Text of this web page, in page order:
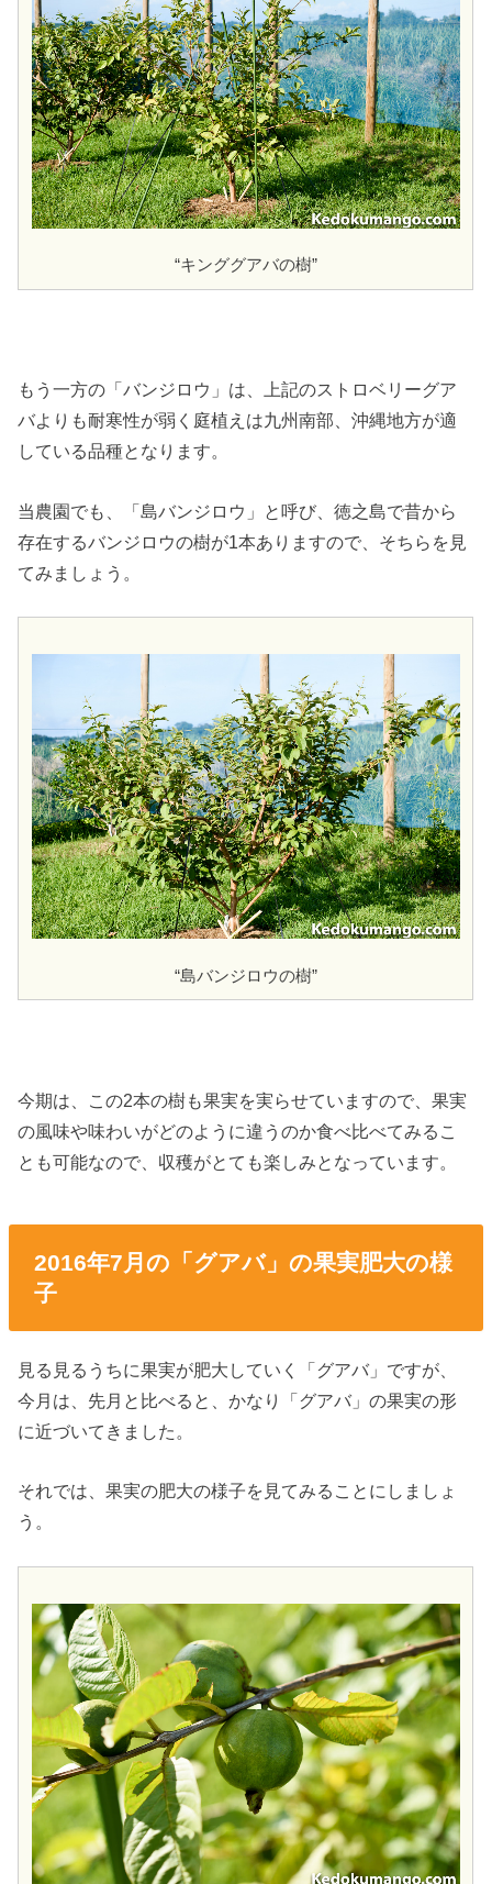
“キンググアバの樹”
もう一方の「バンジロウ」は、上記のストロベリーグア
バよりも耐寒性が弱く庭植えは九州南部、沖縄地方が適
している品種となります。
当農園でも、「島バンジロウ」と呼び、徳之島で昔から
存在するバンジロウの樹が1本ありますので、そちらを見
てみましょう。
“島バンジロウの樹”
今期は、この2本の樹も果実を実らせていますので、果実
の風味や味わいがどのように違うのか食べ比べてみるこ
とも可能なので、収穫がとても楽しみとなっています。
2016年7月の「グアバ」の果実肥大の様
子
見る見るうちに果実が肥大していく「グアバ」ですが、
今月は、先月と比べると、かなり「グアバ」の果実の形
に近づいてきました。
それでは、果実の肥大の様子を見てみることにしましょ
う。